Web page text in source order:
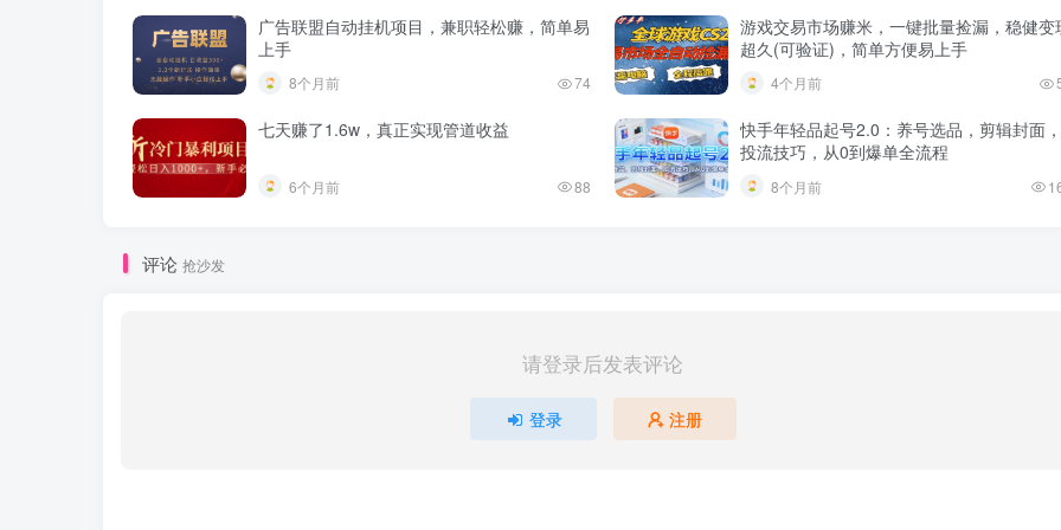
广告联盟自动挂机项目，兼职轻松赚，简单易
上手
8个月前 74
游戏交易市场赚米，一键批量捡漏，稳健变
超久(可验证)，简单方便易上手
4个月前
七天赚了1.6w，真正实现管道收益
6个月前 88
快手年轻品起号2.0：养号选品，剪辑封面，
投流技巧，从0到爆单全流程
8个月前
评论 抢沙发
请登录后发表评论
登录 注册